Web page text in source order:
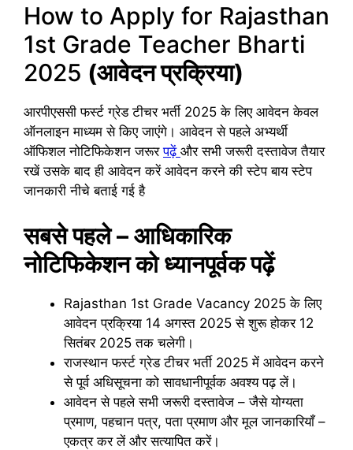
How to Apply for Rajasthan
1st Grade Teacher Bharti
2025 (आवेदन प्रक्रिया)
आरपीएससी फर्स्ट ग्रेड टीचर भर्ती 2025 के लिए आवेदन केवल
ऑनलाइन माध्यम से किए जाएंगे। आवेदन से पहले अभ्यर्थी
ऑफिशल नोटिफिकेशन जरूरपढ़ें और सभी जरूरी दस्तावेज तैयार
रखें उसके बाद ही आवेदन करें आवेदन करने की स्टेप बाय स्टेप
जानकारी नीचे बताई गई है
सबसे पहले – आधिकारिक
नोटिफिकेशन को ध्यानपूर्वक पढ़ें
Rajasthan 1st Grade Vacancy 2025 के लिए
आवेदन प्रक्रिया 14 अगस्त 2025 से शुरू होकर 12
सितंबर 2025 तक चलेगी।
राजस्थान फर्स्ट ग्रेड टीचर भर्ती 2025 में आवेदन करने
से पूर्व अधिसूचना को सावधानीपूर्वक अवश्य पढ़ लें।
आवेदन से पहले सभी जरूरी दस्तावेज – जैसे योग्यता
प्रमाण, पहचान पत्र, पता प्रमाण और मूल जानकारियाँ –
एकत्र कर लें और सत्यापित करें।